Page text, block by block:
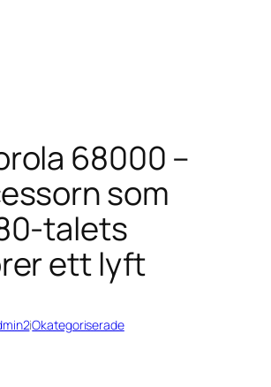
68000 –
som
talets
ett lyft
iOkategoriserade